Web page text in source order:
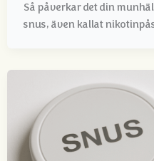
Så påverkar det din
snus, även kallat